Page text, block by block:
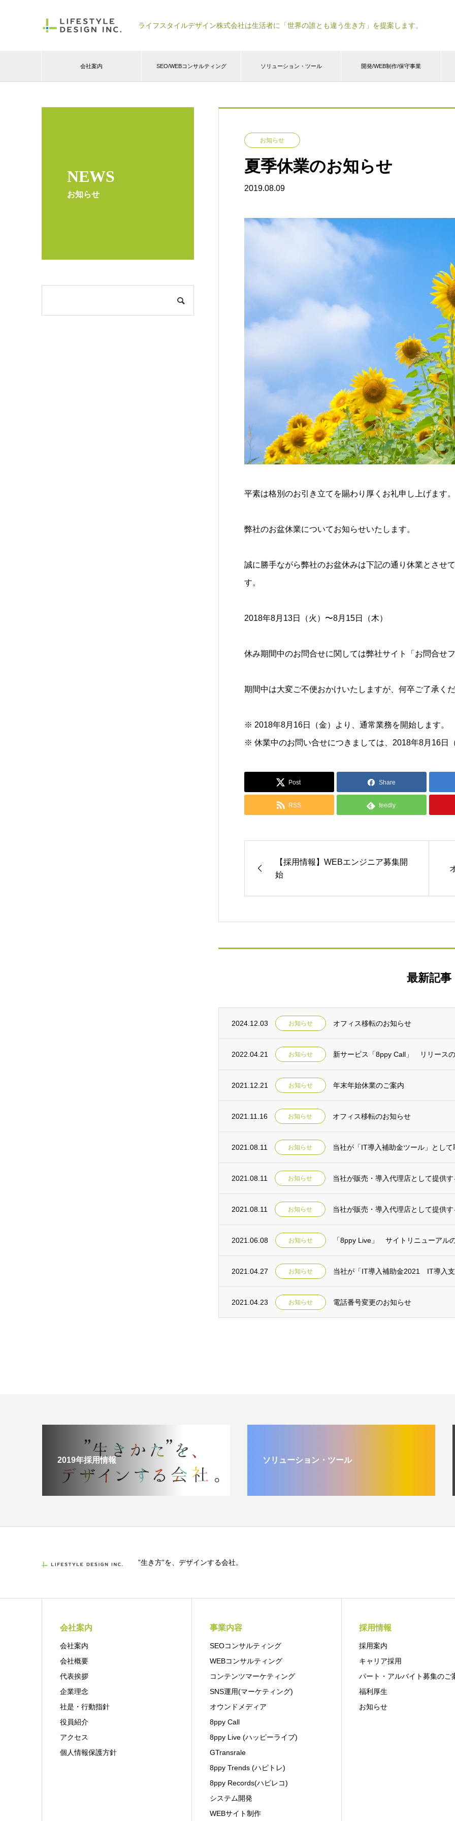
ライフスタイルデザイン株式会社は生活者に「世界の誰とも違う生き方」を提案します。
会社案内 SEO/WEBコンサルティング ソリューション・ツール 開発/WEB制作/保守事業
NEWS
お知らせ
お知らせ
夏季休業のお知らせ
2019.08.09
平素は格別のお引き立てを賜わり厚くお礼申し上げます。
弊社のお盆休業についてお知らせいたします。
誠に勝手ながら弊社のお盆休みは下記の通り休業とさせ
す。
2018年8月13日（火）〜8月15日（木）
休み期間中のお問合せに関しては弊社サイト「お問合せ
期間中は大変ご不便おかけいたしますが、何卒ご了承く
※ 2018年8月16日（金）より、通常業務を開始します。
※ 休業中のお問い合せにつきましては、2018年8月16日
Post Share
RSS feedly
【採用情報】WEBエンジニア募集開
始
最新記事
2024.12.03 お知らせ オフィス移転のお知らせ
2022.04.21 お知らせ 新サービス「8ppy Call」 リリース
2021.12.21 お知らせ 年末年始休業のご案内
2021.11.16 お知らせ オフィス移転のお知らせ
2021.08.11 お知らせ 当社が「IT導入補助金ツール」とし
2021.08.11 お知らせ 当社が販売・導入代理店として提供
2021.08.11 お知らせ
2021.06.08 お知らせ 「8ppy Live」 サイトリニューアル
2021.04.27 お知らせ 当社が「IT導入補助金2021 IT導入
2021.04.23 お知らせ 電話番号変更のお知らせ
2019年採用情報 ソリューション・ツール
”生き方”を、デザインする会社。
会社案内
会社案内
会社概要
代表挨拶
企業理念
社是・行動指針
役員紹介
アクセス
個人情報保護方針
事業内容
SEOコンサルティング
WEBコンサルティング
コンテンツマーケティング
SNS運用(マーケティング)
オウンドメディア
8ppy Call
8ppy Live (ハッピーライブ)
GTransrale
8ppy Trends (ハピトレ)
8ppy Records(ハピレコ)
システム開発
WEBサイト制作
採用情報
採用案内
キャリア採用
パート・アルバイト募集のご
福利厚生
お知らせ